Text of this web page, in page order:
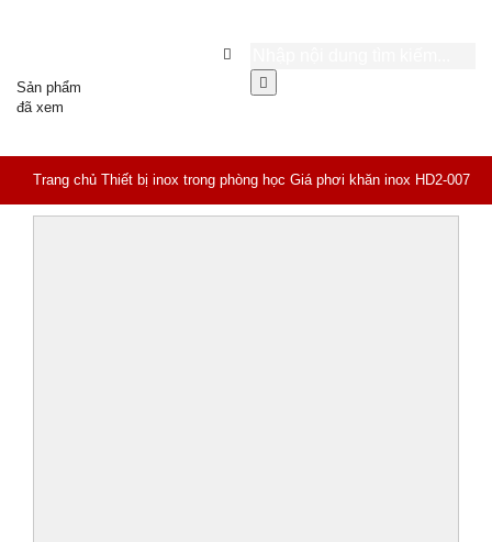
Sản phẩm
đã xem
Trang chủ Thiết bị inox trong phòng học Giá phơi khăn inox HD2-007